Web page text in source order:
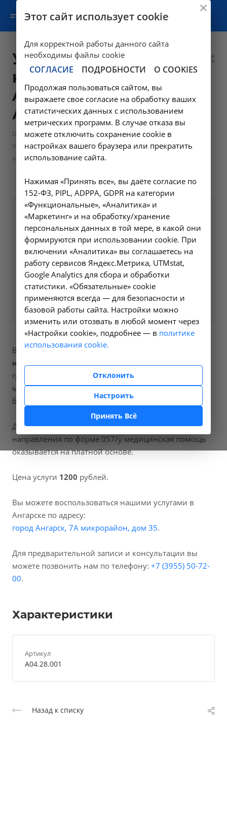
УЗИ почек и
надпочечников -
A04.28.001 в
Ангарске
Цены в Ангарске —
Ультразвуковые диагностические исследования в Ангарске,
НИИКМ
Оформите заявку на сайте,
мы свяжемся с вами в
ближайшее время и ответим
на все интересующие
вопросы.
Заказать услугу
В наших клиниках мы проводим
надпочечников, код услуги (НМУ)A04.28.001. Для
граждан России, у которых есть направление,
медицинская помощь оказывается по полису ОМС
бесплатно.
Для иностранных граждан или при отсутствии
направления по форме 057/у медицинская помощь
оказывается на платной основе.
Цена услуги 1200 рублей.
Вы можете воспользоваться нашими услугами в
Ангарске по адресу:
город Ангарск, 7А микрорайон, дом 35.
Для предварительной записи и консультации вы
можете позвонить нам по телефону: +7 (3955) 50-72-
00.
Характеристики
Артикул
A04.28.001
Назад к списку
Этот сайт использует cookie
Для корректной работы данного сайта
необходимы файлы cookie
СОГЛАСИЕ ПОДРОБНОСТИ О COOKIES
Продолжая пользоваться сайтом, вы
выражаете свое согласие на обработку ваших
статистических данных с использованием
метрических программ. В случае отказа вы
можете отключить сохранение cookie в
настройках вашего браузера или прекратить
использование сайта.
Нажимая «Принять все», вы даёте согласие по
152-ФЗ, PIPL, ADPPA, GDPR на категории
«Функциональные», «Аналитика» и
«Маркетинг» и на обработку/хранение
персональных данных в той мере, в какой они
формируются при использовании cookie. При
включении «Аналитика» вы соглашаетесь на
работу сервисов Яндекс.Метрика, UTMstat,
Google Analytics для сбора и обработки
статистики. «Обязательные» cookie
применяются всегда — для безопасности и
базовой работы сайта. Настройки можно
изменить или отозвать в любой момент через
«Настройки cookie», подробнее — в политике
использования cookie.
Отклонить
Настроить
Принять Всё